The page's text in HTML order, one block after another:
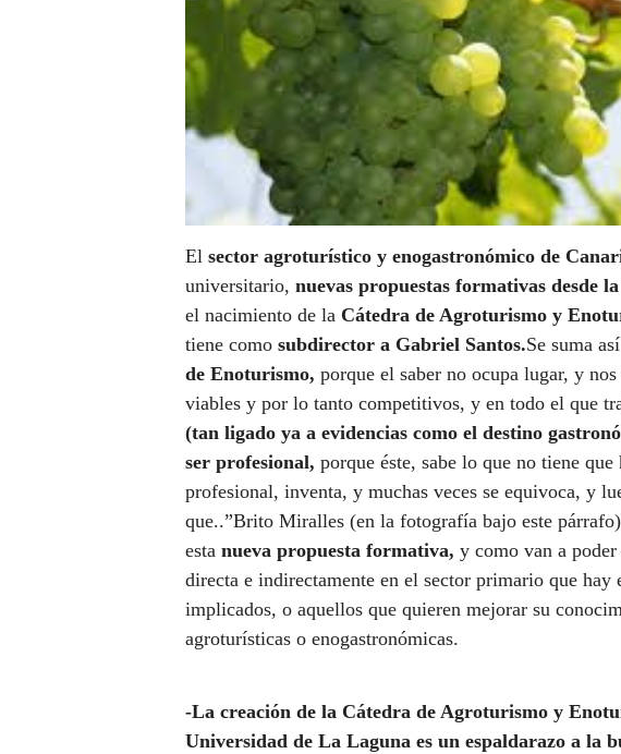
El sector agroturístico y enogastronómico de
universitario, nuevas propuestas formativas desde
el nacimiento de la Cátedra de Agroturismo y
tiene como subdirector a Gabriel Santos.Se suma
de Enoturismo, porque el saber no ocupa lugar, y
viables y por lo tanto competitivos, y en todo el que
(tan ligado ya a evidencias como el destino
ser profesional, porque éste, sabe lo que no tiene
profesional, inventa, y muchas veces se equivoca, y
que..”Brito Miralles (en la fotografía bajo este
esta nueva propuesta formativa, y como van a
directa e indirectamente en el sector primario que hay
implicados, o aquellos que quieren mejorar su
agroturísticas o enogastronómicas.
-La creación de la Cátedra de Agroturismo y
Universidad de La Laguna es un espaldarazo a la